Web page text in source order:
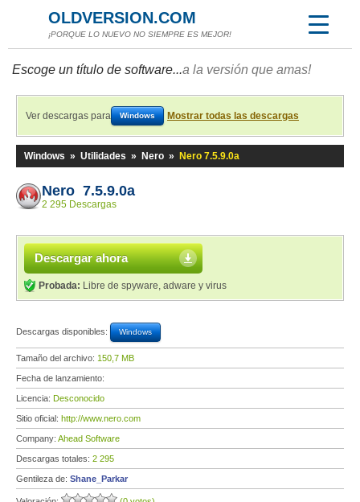
OLDVERSION.COM
¡PORQUE LO NUEVO NO SIEMPRE ES MEJOR!
Escoge un título de software...a la versión que amas!
Ver descargas para Windows Mostrar todas las descargas
Windows » Utilidades » Nero » Nero 7.5.9.0a
Nero 7.5.9.0a
2 295 Descargas
Descargar ahora
Probada: Libre de spyware, adware y virus
Descargas disponibles: Windows
Tamaño del archivo: 150,7 MB
Fecha de lanzamiento:
Licencia: Desconocido
Sitio oficial: http://www.nero.com
Company: Ahead Software
Descargas totales: 2 295
Gentileza de: Shane_Parkar